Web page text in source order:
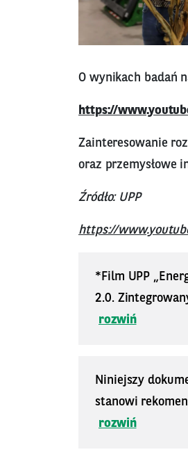
O wynikach badań
https://
Zainteresowanie
oraz przemysłowe
Źródło: UPP
https://
*Film UPP
2.0.
rozwiń
Niniejszy
stanowi
rozwiń